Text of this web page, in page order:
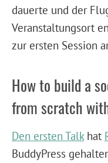
dauerte und der
Veranstaltungsort
zur ersten Session
How to build a
from scratch
Den ersten Talkhat
BuddyPress